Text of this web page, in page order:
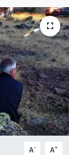
A- A+